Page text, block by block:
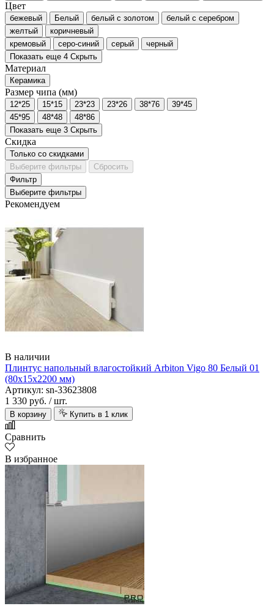
Цвет
бежевый Белый белый с золотом
белый с серебром
желтый
коричневый
кремовый
серо-синий серый
черный
Показать еще 4 Скрыть
Материал
Керамика
Размер чипа (мм)
12*25 15*15 23*23 23*26 38*76
39*45
45*95
48*48
48*86
Показать еще 3 Скрыть
Скидка
Только со cкидками
Выберите фильтры
Сбросить
Фильтр
Выберите фильтры
Рекомендуем
В наличии
Плинтус напольный влагостойкий Arbiton Vigo 80 Белый 01
(80х15х2200 мм)
Артикул: sn-33623808
1 330 руб. / шт.
В корзину Купить в 1 клик
Сравнить
В избранное